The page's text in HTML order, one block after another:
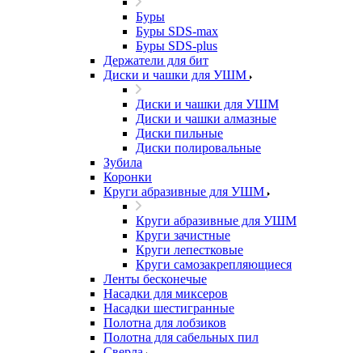
Буры
Буры SDS-max
Буры SDS-plus
Держатели для бит
Диски и чашки для УШМ
Диски и чашки для УШМ
Диски и чашки алмазные
Диски пильные
Диски полировальные
Зубила
Коронки
Круги абразивные для УШМ
Круги абразивные для УШМ
Круги зачистные
Круги лепестковые
Круги самозакрепляющиеся
Ленты бесконечые
Насадки для миксеров
Насадки шестигранные
Полотна для лобзиков
Полотна для сабельных пил